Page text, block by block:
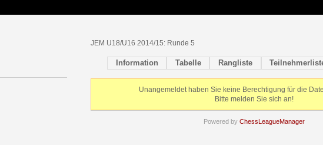
JEM U18/U16 2014/15: Runde 5
Information Tabelle Rangliste
Unangemeldet haben Sie keine Berechtigung für die
Bitte melden Sie sich an!
Powered by ChessLeagueManager